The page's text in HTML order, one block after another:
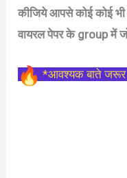
कीजिये आपसे कोई कोई भी
वायरल पेपर के group में
*आवश्यक बाते जरूर